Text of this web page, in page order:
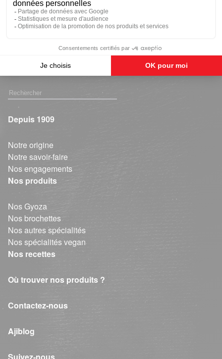
« Précédent123 4
Toutes les photos illustrant nos produits sont des suggestions de
Depuis 1909
Notre origine
Notre savoir-faire
Nos engagements
Nos produits
Nos Gyoza
Nos brochettes
Nos autres spécialités
Nos spécialités vegan
Nos recettes
Où trouver nos produits ?
Contactez-nous
Ajiblog